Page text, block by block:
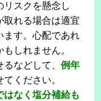
リスクを懸念し
取れる場合は適宜
ます。心配であれ
しれません。
るなどして、例年
てください。
はなく塩分補給も